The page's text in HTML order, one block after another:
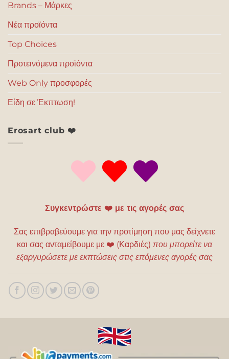
Brands – Μάρκες
Νέα προϊόντα
Top Choices
Προτεινόμενα προϊόντα
Web Only προσφορές
Είδη σε Έκπτωση!
Erosart club ❤️
Συγκεντρώστε ❤️ με τις αγορές σας
Σας επιβραβεύουμε για την προτίμηση που μας δείχνετε
και σας ανταμείβουμε με ❤️ (Καρδιές) που μπορείτε να
εξαργυρώσετε με εκπτώσεις στις επόμενες αγορές σας